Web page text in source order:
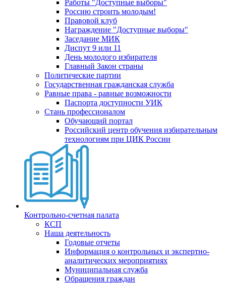
Работы "Доступные выборы"
Россию строить молодым!
Правовой клуб
Награждение "Доступные выборы"
Заседание МИК
Диспут 9 или 11
День молодого избирателя
Главный Закон страны
Политические партии
Государственная гражданская служба
Равные права - равные возможности
Паспорта доступности УИК
Стань профессионалом
Обучающий портал
Российский центр обучения избирательным
технологиям при ЦИК России
Контрольно-счетная палата
КСП
Наша деятельность
Годовые отчеты
Информация о контрольных и экспертно-
аналитических мероприятиях
Муниципальная служба
Обращения граждан